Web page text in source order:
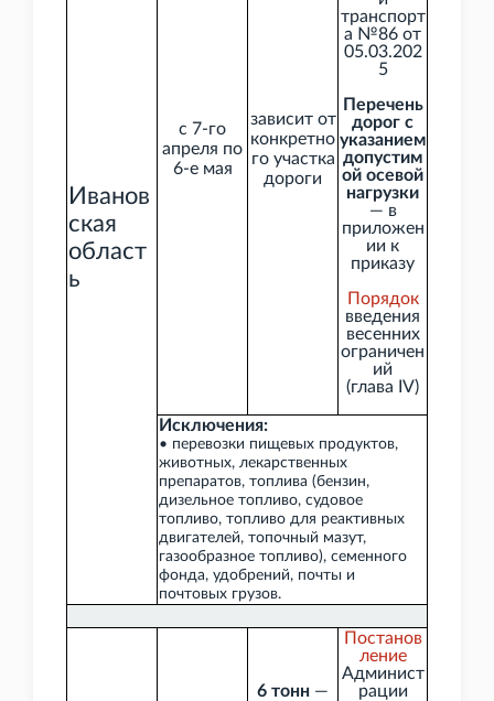
Иванов
ская
област
ь
с 7-го
апреля по
6-е мая
зависит от
конкретно
го участка
дороги
транспорт
а №86 от
05.03.202
5
Перечень
дорог с
указанием
допустим
ой осевой
нагрузки
— в
приложен
ии к
приказу
Порядок
введения
весенних
ограничен
ий
(глава IV)
Исключения:
• перевозки пищевых продуктов,
животных, лекарственных
препаратов, топлива (бензин,
дизельное топливо, судовое
топливо, топливо для реактивных
двигателей, топочный мазут,
газообразное топливо), семенного
фонда, удобрений, почты и
почтовых грузов.
6 тонн —
Постанов
ление
Админист
рации